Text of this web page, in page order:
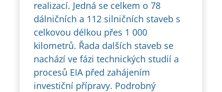
realizací. Jedná se celkem o 78
dálničních a 112 silničních staveb s
celkovou délkou přes 1 000
kilometrů. Řada dalších staveb se
nachází ve fázi technických studií a
procesů EIA před zahájením
investiční přípravy. Podrobný